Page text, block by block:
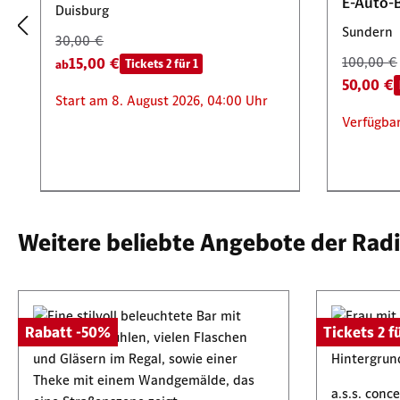
Duisburg
30,00 €
ab15,00 € Tickets 2 für 1
Start am 8. August 2026, 04:00 Uhr
Sundern
100,00 €
50,00 €
Tickets 2 für 1
House of Magic Betriebsgesellschaft
mbH
2 Slot-Tickets für die magische
Experimentenausstellung
Tickets 2
Olé auf
Oktober
79,80 €
Weitere beliebte Angebote der
Rabatt -50% Tickets 2
a.s.s.